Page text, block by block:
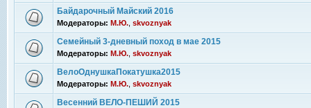
Байдарочный Майский 2016
Модераторы: М.Ю. skvoznyak
Семейный 3-дневный поход в мае 2015
Модераторы: М.Ю. skvoznyak
ВелоОднушкаПокатушка2015
Модераторы: М.Ю. skvoznyak
Весенний ВЕЛО-ПЕШИЙ 2015